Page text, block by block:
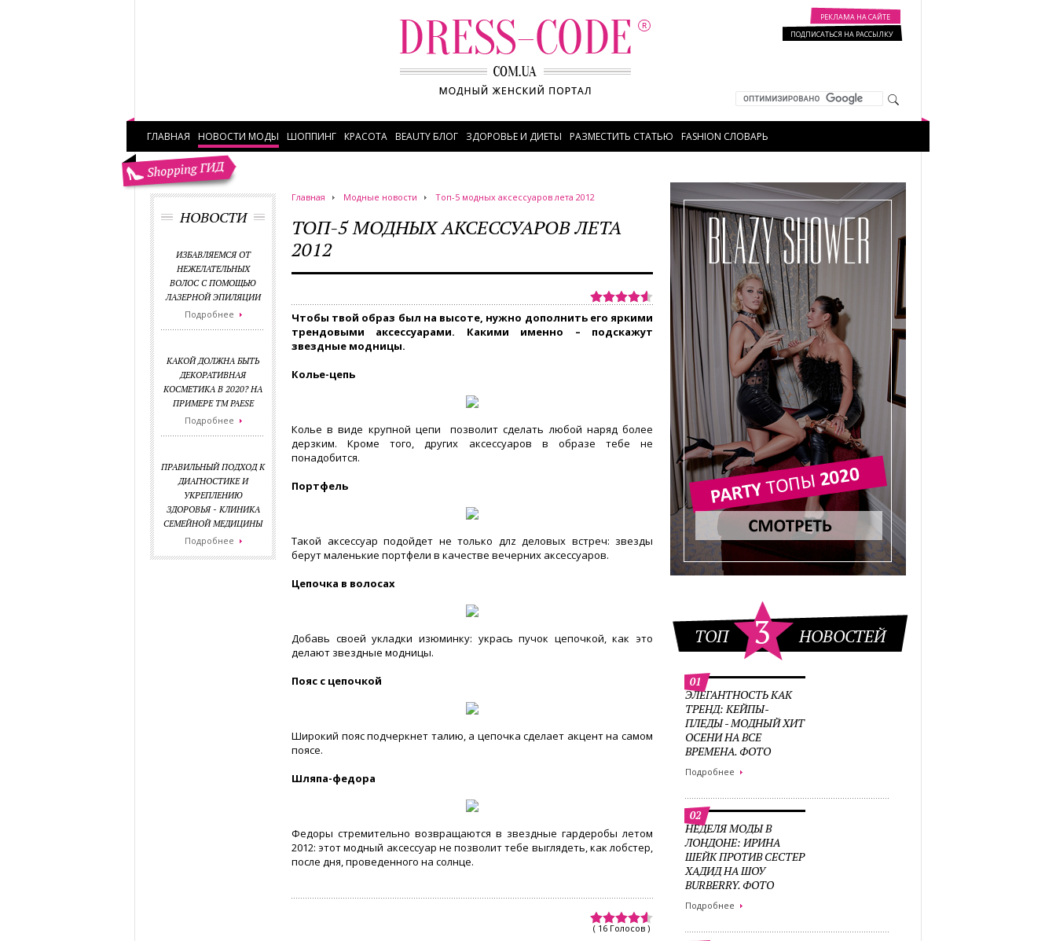
РЕКЛАМА НА САЙТЕ
ПОДПИСАТЬСЯ НА РАССЫЛКУ
ГЛАВНАЯ НОВОСТИ МОДЫ ШОППИНГ КРАСОТА BEAUTY БЛОГ ЗДОРОВЬЕ И ДИЕТЫ РАЗМЕСТИТЬ СТАТЬЮ FASHION СЛОВАРЬ
НОВОСТИ
ИЗБАВЛЯЕМСЯ ОТ
НЕЖЕЛАТЕЛЬНЫХ
ВОЛОС С ПОМОЩЬЮ
ЛАЗЕРНОЙ ЭПИЛЯЦИИ
Подробнее
КАКОЙ ДОЛЖНА БЫТЬ
ДЕКОРАТИВНАЯ
КОСМЕТИКА В 2020? НА
ПРИМЕРЕ ТМ PAESE
Подробнее
ПРАВИЛЬНЫЙ ПОДХОД К
ДИАГНОСТИКЕ И
УКРЕПЛЕНИЮ
ЗДОРОВЬЯ - КЛИНИКА
СЕМЕЙНОЙ МЕДИЦИНЫ
Подробнее
Главная Модные новости Топ-5 модных аксессуаров лета 2012
ТОП-5 МОДНЫХ АКСЕССУАРОВ ЛЕТА
2012
Чтобы твой образ был на высоте, нужно дополнить его яркими
трендовыми аксессуарами. Какими именно – подскажут
звездные модницы.
Колье-цепь
Колье в виде крупной цепи позволит сделать любой наряд более
дерзким. Кроме того, других аксессуаров в образе тебе не
понадобится.
Портфель
Такой аксессуар подойдет не только длz деловых встреч: звезды
берут маленькие портфели в качестве вечерних аксессуаров.
Цепочка в волосах
Добавь своей укладки изюминку: укрась пучок цепочкой, как это
делают звездные модницы.
Пояс с цепочкой
Широкий пояс подчеркнет талию, а цепочка сделает акцент на самом
поясе.
Шляпа-федора
Федоры стремительно возвращаются в звездные гардеробы летом
2012: этот модный аксессуар не позволит тебе выглядеть, как лобстер,
после дня, проведенного на солнце.
( 16 Голосов )
ТОП 3 НОВОСТЕЙ
01
ЭЛЕГАНТНОСТЬ КАК
ТРЕНД: КЕЙПЫ-
ПЛЕДЫ - МОДНЫЙ ХИТ
ОСЕНИ НА ВСЕ
ВРЕМЕНА. ФОТО
Подробнее
02
НЕДЕЛЯ МОДЫ В
ЛОНДОНЕ: ИРИНА
ШЕЙК ПРОТИВ СЕСТЕР
ХАДИД НА ШОУ
BURBERRY. ФОТО
Подробнее